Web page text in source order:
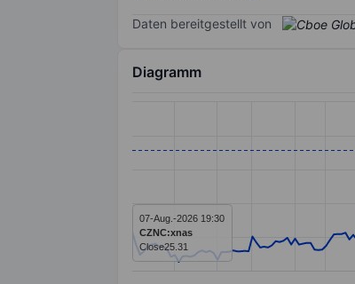
Daten bereitgestellt von
Diagramm
Line chart with 234 data points.
07-Aug.-2026 19:30
CZNC:xnas
Close25.31